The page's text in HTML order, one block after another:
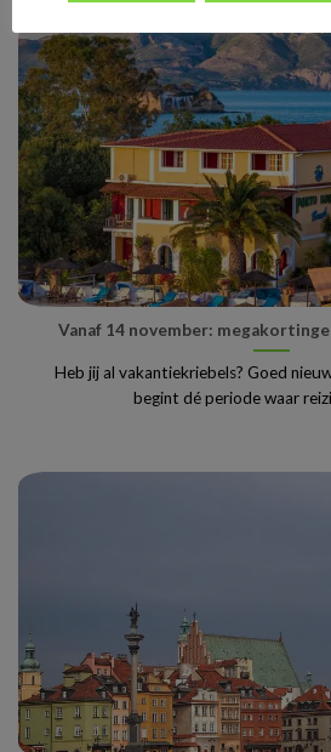
Vanaf 14 november:
Heb jij al vakantiekriebels? Goed
begint dé periode waar